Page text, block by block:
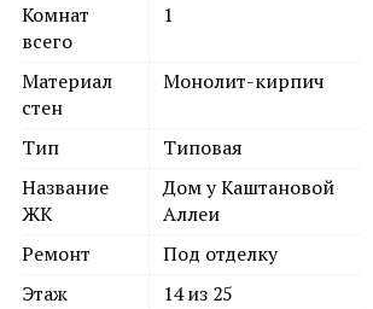
Комнат
всего
1
Материал
стен
Монолит-кирпич
Тип
Типовая
Название
ЖК
Дом у Каштановой
Аллеи
Ремонт
Под отделку
Этаж
14 из 25